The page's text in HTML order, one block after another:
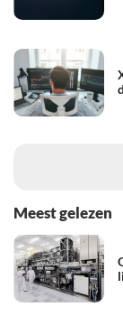
Meest gelezen